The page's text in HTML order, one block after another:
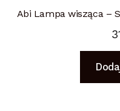
Abi Lampa wisząca –